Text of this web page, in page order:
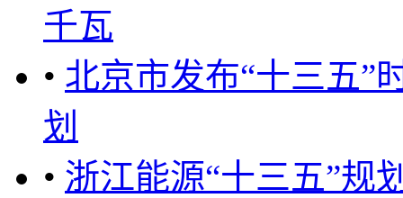
千瓦
• 北京市发布“十三五”
划
• 浙江能源“十三五”规